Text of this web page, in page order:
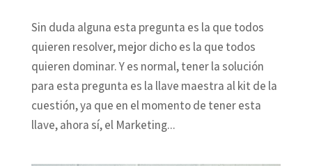
Sin duda alguna esta pregunta es la que todos
quieren resolver, mejor dicho es la que todos
quieren dominar. Y es normal, tener la solución
para esta pregunta es la llave maestra al kit de la
cuestión, ya que en el momento de tener esta
llave, ahora sí, el Marketing...